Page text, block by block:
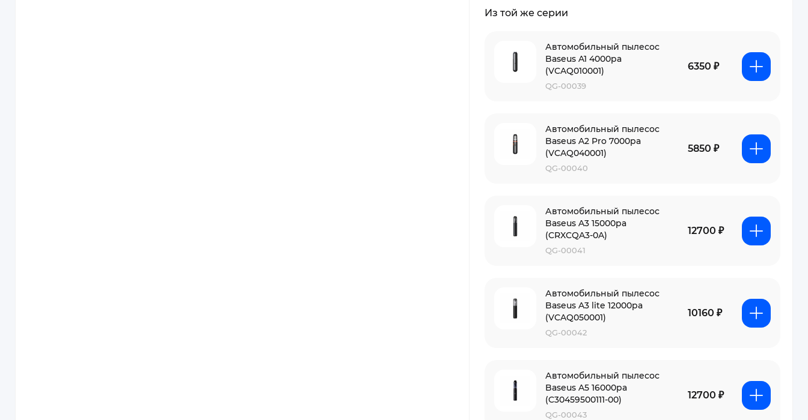
Из той же серии
Автомобильный пылесос
Baseus A1 4000pa
(VCAQ010001)
QG-00039
6350 ₽
Автомобильный пылесос
Baseus A2 Pro 7000pa
(VCAQ040001)
QG-00040
5850 ₽
Автомобильный пылесос
Baseus A3 15000pa
(CRXCQA3-0A)
QG-00041
12700 ₽
Автомобильный пылесос
Baseus A3 lite 12000pa
(VCAQ050001)
QG-00042
10160 ₽
Автомобильный пылесос
Baseus A5 16000pa
(C30459500111-00)
QG-00043
12700 ₽